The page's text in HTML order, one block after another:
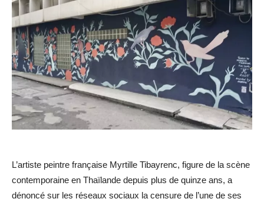
L’artiste peintre française Myrtille Tibayrenc, figure de la scène
contemporaine en Thaïlande depuis plus de quinze ans, a
dénoncé sur les réseaux sociaux la censure de l’une de ses